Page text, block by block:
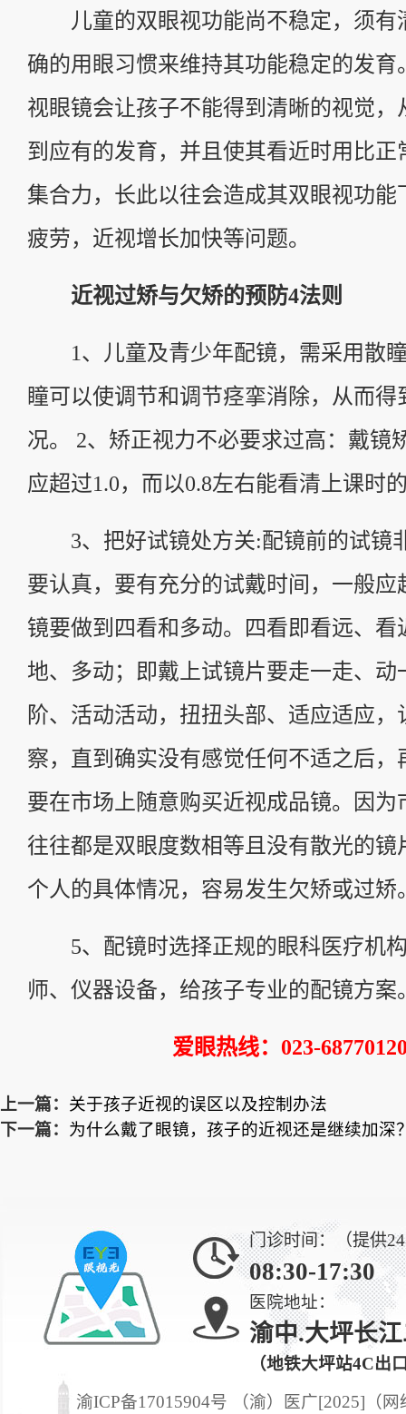
儿童的双眼视功能尚不稳定，须有
确的用眼习惯来维持其功能稳定的发育
视眼镜会让孩子不能得到清晰的视觉，
到应有的发育，并且使其看近时用比正
集合力，长此以往会造成其双眼视功能
疲劳，近视增长加快等问题。
近视过矫与欠矫的预防4法则
1、儿童及青少年配镜，需采用散
瞳可以使调节和调节痉挛消除，从而得
况。 2、矫正视力不必要求过高：戴镜
应超过1.0，而以0.8左右能看清上课时
3、把好试镜处方关:配镜前的试镜
要认真，要有充分的试戴时间，一般应
镜要做到四看和多动。四看即看远、看
地、多动；即戴上试镜片要走一走、动
阶、活动活动，扭扭头部、适应适应，
察，直到确实没有感觉任何不适之后，
要在市场上随意购买近视成品镜。因为
往往都是双眼度数相等且没有散光的镜
个人的具体情况，容易发生欠矫或过矫
5、配镜时选择正规的眼科医疗机
师、仪器设备，给孩子专业的配镜方案
爱眼热线：023-
上一篇： 关于孩子近视的误区以及控制办法
下一篇： 为什么戴了眼镜，孩子的近视还是继续加深
门诊时间：（提供
08:30-17:30
医院地址：
渝中.大坪长
（地铁大坪站4C出
渝ICP备17015904号 （渝）医广[2025]（网